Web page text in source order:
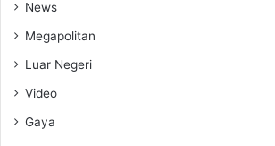
News
Megapolitan
Luar Negeri
Video
Gaya